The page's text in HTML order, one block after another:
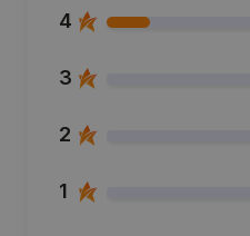
4
3
2
1